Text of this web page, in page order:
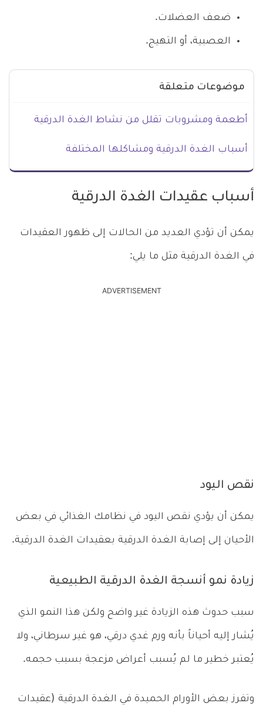
ضعف العضلات.
العصبية، أو التهيج.
موضوعات متعلقة
أطعمة ومشروبات تقلل من نشاط الغدة الدرقية
أسباب الغدة الدرقية ومشاكلها المختلفة
أسباب عقيدات الغدة الدرقية
يمكن أن تؤدي العديد من الحالات إلى ظهور العقيدات
في الغدة الدرقية مثل ما يلي:
ADVERTISEMENT
نقص اليود
يمكن أن يؤدي نقص اليود في نظامك الغذائي في بعض
الأحيان إلى إصابة الغدة الدرقية بعقيدات الغدة الدرقية.
زيادة نمو أنسجة الغدة الدرقية الطبيعية
سبب حدوث هذه الزيادة غير واضح ولكن هذا النمو الذي
يُشار إليه أحياناً بأنه ورم غدي درقي، هو غير سرطاني، ولا
يُعتبر خطير ما لم يُسبب أعراض مزعجة بسبب حجمه.
وتفرز بعض الأورام الحميدة في الغدة الدرقية (عقيدات